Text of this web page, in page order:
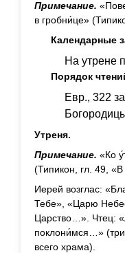
Примечание.
в гробни́це»
Календарные
На утрене
Порядок
Евр., 322
Утреня.
Примечание. «Ко
(Типикон, гл. 49,
Иерей возглас:
Тебе», «Царю
Царство…». Чтец:
поклони́мся…»
всего храма).